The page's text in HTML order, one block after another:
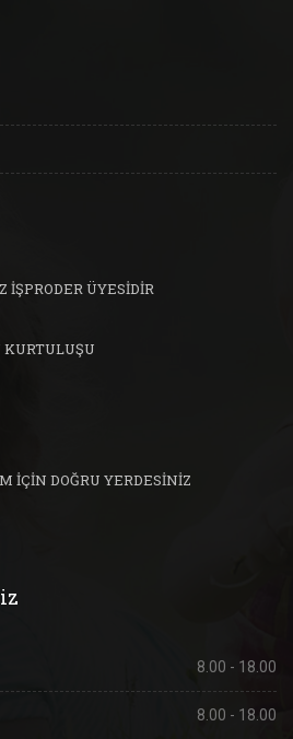
İŞPRODER ÜYESİDİR
İÇİN DOĞRU YERDESİNİZ
8.00 - 18.00
8.00 - 18.00